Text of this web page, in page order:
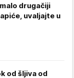
drugačiji
uvaljajte u
od šljiva od